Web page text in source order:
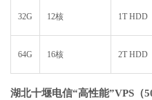
32G 12核 1T HDD
64G 16核 2T HDD
湖北十堰电信“高性能”VPS（